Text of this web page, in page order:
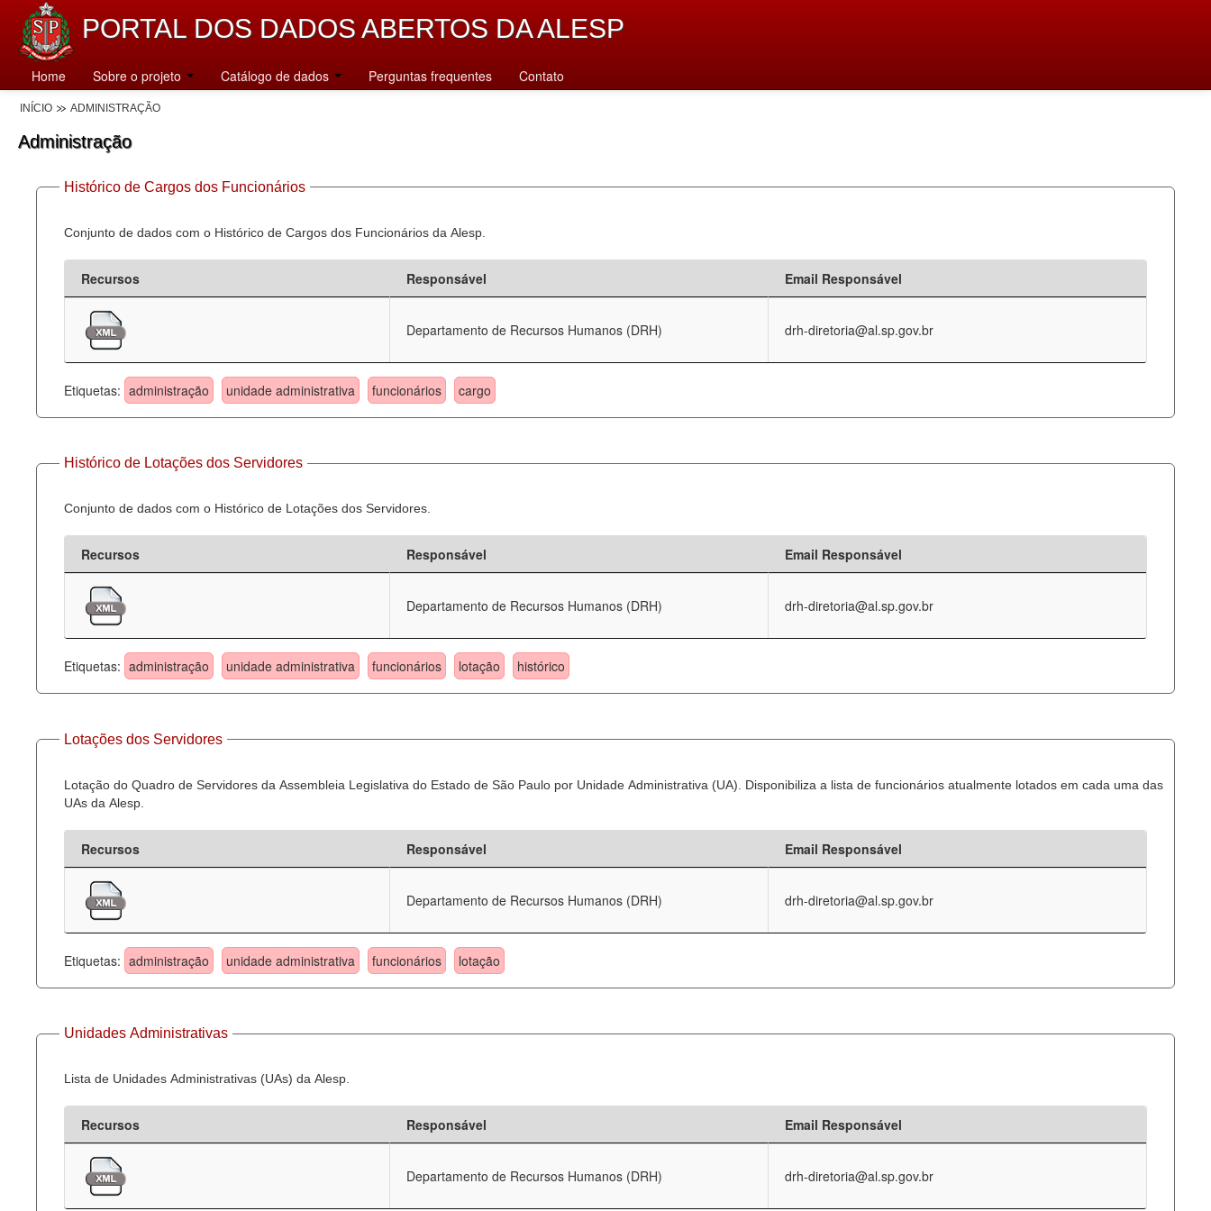
PORTAL DOS DADOS ABERTOS DA ALESP
Home Sobre o projeto Catálogo de dados Perguntas frequentes Contato
INÍCIO ADMINISTRAÇÃO
Administração
Histórico de Cargos dos Funcionários
Conjunto de dados com o Histórico de Cargos dos Funcionários da Alesp.
Recursos Responsável Email Responsável
Departamento de Recursos Humanos (DRH) drh-diretoria@al.sp.gov.br
Etiquetas: administração unidade administrativa funcionários cargo
Histórico de Lotações dos Servidores
Conjunto de dados com o Histórico de Lotações dos Servidores.
Recursos Responsável Email Responsável
Departamento de Recursos Humanos (DRH) drh-diretoria@al.sp.gov.br
Etiquetas: administração unidade administrativa funcionários lotação histórico
Lotações dos Servidores
Lotação do Quadro de Servidores da Assembleia Legislativa do Estado de São Paulo por Unidade Administrativa (UA). Disponibiliza a lista de funcionários atualmente lotados em cada uma das
UAs da Alesp.
Recursos Responsável Email Responsável
Departamento de Recursos Humanos (DRH) drh-diretoria@al.sp.gov.br
Etiquetas: administração unidade administrativa funcionários lotação
Unidades Administrativas
Lista de Unidades Administrativas (UAs) da Alesp.
Recursos Responsável Email Responsável
Departamento de Recursos Humanos (DRH) drh-diretoria@al.sp.gov.br